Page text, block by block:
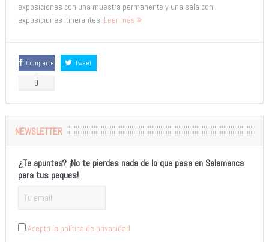
exposiciones con una muestra permanente y una sala con
exposiciones itinerantes. Leer más
Comparte
0
Tweet
NEWSLETTER
¿Te apuntas? ¡No te pierdas nada de lo que pasa en Salamanca
para tus peques!
Acepto la política de privacidad